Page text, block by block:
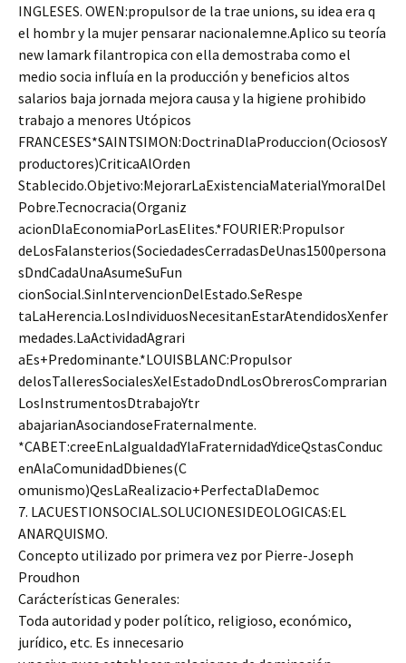
INGLESES. OWEN:propulsor de la trae unions, su idea era q
el hombr y la mujer pensarar nacionalemne.Aplico su teoría
new lamark filantropica con ella demostraba como el
medio socia influía en la producción y beneficios altos
salarios baja jornada mejora causa y la higiene prohibido
trabajo a menores Utópicos
FRANCESES*SAINTSIMON:DoctrinaDlaProduccion(OciososY
productores)CriticaAlOrden
Stablecido.Objetivo:MejorarLaExistenciaMaterialYmoralDel
Pobre.Tecnocracia(Organiz
acionDlaEconomiaPorLasElites.*FOURIER:Propulsor
deLosFalansterios(SociedadesCerradasDeUnas1500persona
sDndCadaUnaAsumeSuFun
cionSocial.SinIntervencionDelEstado.SeRespe
taLaHerencia.LosIndividuosNecesitanEstarAtendidosXenfer
medades.LaActividadAgrari
aEs+Predominante.*LOUISBLANC:Propulsor
delosTalleresSocialesXelEstadoDndLosObrerosComprarian
LosInstrumentosDtrabajoYtr
abajarianAsociandoseFraternalmente.
*CABET:creeEnLaIgualdadYlaFraternidadYdiceQstasConduc
enAlaComunidadDbienes(C
omunismo)QesLaRealizacio+PerfectaDlaDemoc
7. LACUESTIONSOCIAL.SOLUCIONESIDEOLOGICAS:EL
ANARQUISMO.
Concepto utilizado por primera vez por Pierre-Joseph
Proudhon
Carácterísticas Generales:
Toda autoridad y poder político, religioso, económico,
jurídico, etc. Es innecesario